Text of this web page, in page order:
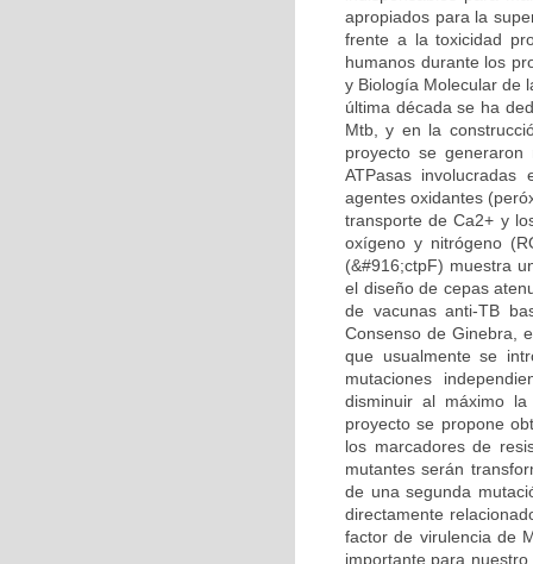
apropiados para la
frente a la toxicidad
humanos durante los
y Biología Molecular de
última década se ha
Mtb, y en la
proyecto se
ATPasas
agentes oxidantes
transporte de Ca2+ y
oxígeno y nitrógeno
(&#916;ctpF) muestra
el diseño de cepas
de vacunas anti-TB
Consenso de Ginebra,
que usualmente se
mutaciones
disminuir al máximo
proyecto se propone
los marcadores de
mutantes serán
de una segunda
directamente
factor de virulencia de
importante para